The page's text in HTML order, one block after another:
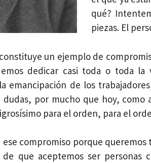
qué?
piezas. El
un ejemplo de
dedicar casi toda o toda
emancipación de los
por mucho que hoy, como
para el orden, para el
compromiso porque
que aceptemos ser personas